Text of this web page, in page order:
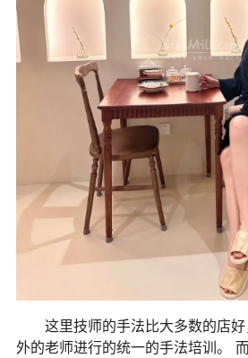
这里技师的手法比大多数的店
外的老师进行的统一的手法培训。